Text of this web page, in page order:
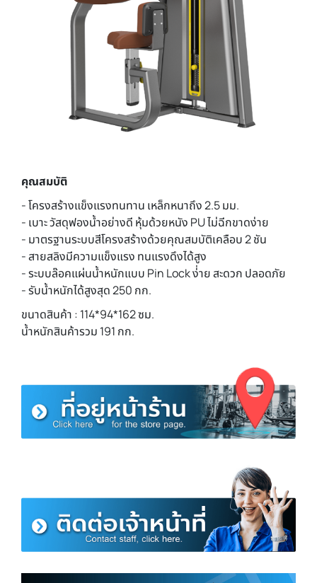
คุณสมบัติ
- โครงสร้างแข็งแรงทนทาน เหล็กหนาถึง 2.5 มม.
- เบาะ วัสดุฟองน้ำอย่างดี หุ้มด้วยหนัง PU ไม่ฉีกขาดง่าย
- มาตรฐานระบบสีโครงสร้างด้วยคุณสมบัติเคลือบ 2 ชัน
- สายสลิงมีความแข็งแรง ทนแรงดึงได้สูง
- ระบบล๊อคแผ่นน้ำหนักแบบ Pin Lock ง่่าย สะดวก ปลอดภัย
- รับน้ำหนักได้สูงสุด 250 กก.
ขนาดสินค้า : 114*94*162 ซม.
น้ำหนักสินค้ารวม 191 กก.